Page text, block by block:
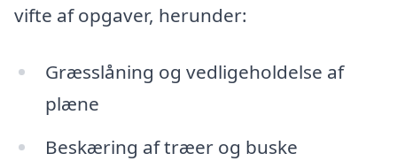
vifte af opgaver, herunder:
Græsslåning og vedligeholdelse af
plæne
Beskæring af træer og buske